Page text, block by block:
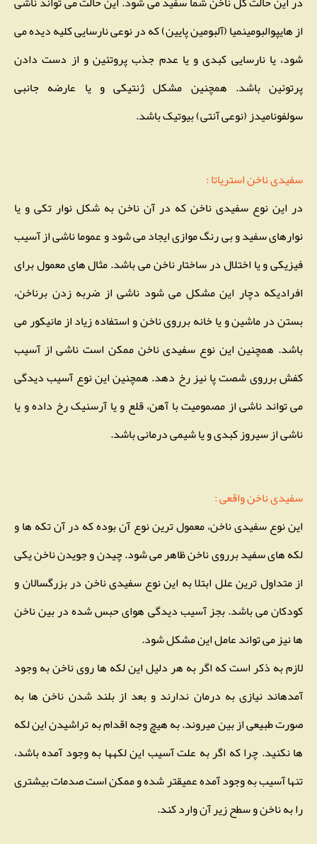
از هایپوالبومینمیا (آلبومین پایین) که در نوعی نارسایی کلیه دیده می
شود، یا نارسایی کبدی و یا عدم جذب پروتئین و از دست دادن
پرتوئین باشد. همچنین مشکل ژنتیکی و یا عارضه جانبی
سولفونامیدز (نوعی آنتی) بیوتیک باشد.
سفیدی ناخن استریاتا:
در این نوع سفیدی ناخن که در آن ناخن به شکل نوار تکی و یا
نوارهای سفید و بی رنگ موازی ایجاد می شود و عموما ناشی از آسیب
فیزیکی و یا اختلال در ساختار ناخن می باشد. مثال های معمول برای
افرادیکه دچار این مشکل می شود ناشی از ضربه زدن برناخن،
بستن در ماشین و یا خانه برروی ناخن و استفاده زیاد از مانیکور می
باشد. همچنین این نوع سفیدی ناخن ممکن است ناشی از آسیب
کفش برروی شصت پا نیز رخ دهد. همچنین این نوع آسیب دیدگی
می تواند ناشی از مصمومیت با آهن، قلع و یا آرسنیک رخ داده و یا
ناشی از سیروز کبدی و یا شیمی درمانی باشد.
سفیدی ناخن واقعی :
این نوع سفیدی ناخن، معمول ترین نوع آن بوده که در آن تکه ها و
لکه های سفید برروی ناخن ظاهر می شود. چیدن و جویدن ناخن یکی
از متداول ترین علل ابتلا به این نوع سفیدی ناخن در بزرگسالان و
کودکان می باشد. بجز آسیب دیدگی هوای حبس شده در بین ناخن
ها نیز می تواند عامل این مشکل شود.
لازم به ذکر است که اگر به هر دلیل این لکه ها روی ناخن به وجود
آمدهاند نیازی به درمان ندارند و بعد از بلند شدن ناخن ها به
صورت طبیعی از بین میروند. به هیچ وجه اقدام به تراشیدن این لکه
ها نکنید. چرا که اگر به علت آسیب این لکهها به وجود آمده باشد،
تنها آسیب به وجود آمده عمیقتر شده و ممکن است صدمات بیشتری
را به ناخن و سطح زیر آن وارد کند.